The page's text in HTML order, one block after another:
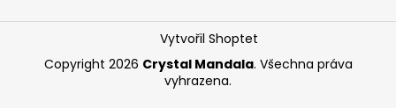
Vytvořil Shoptet
Copyright 2026 Crystal Mandala. Všechna práva
vyhrazena.